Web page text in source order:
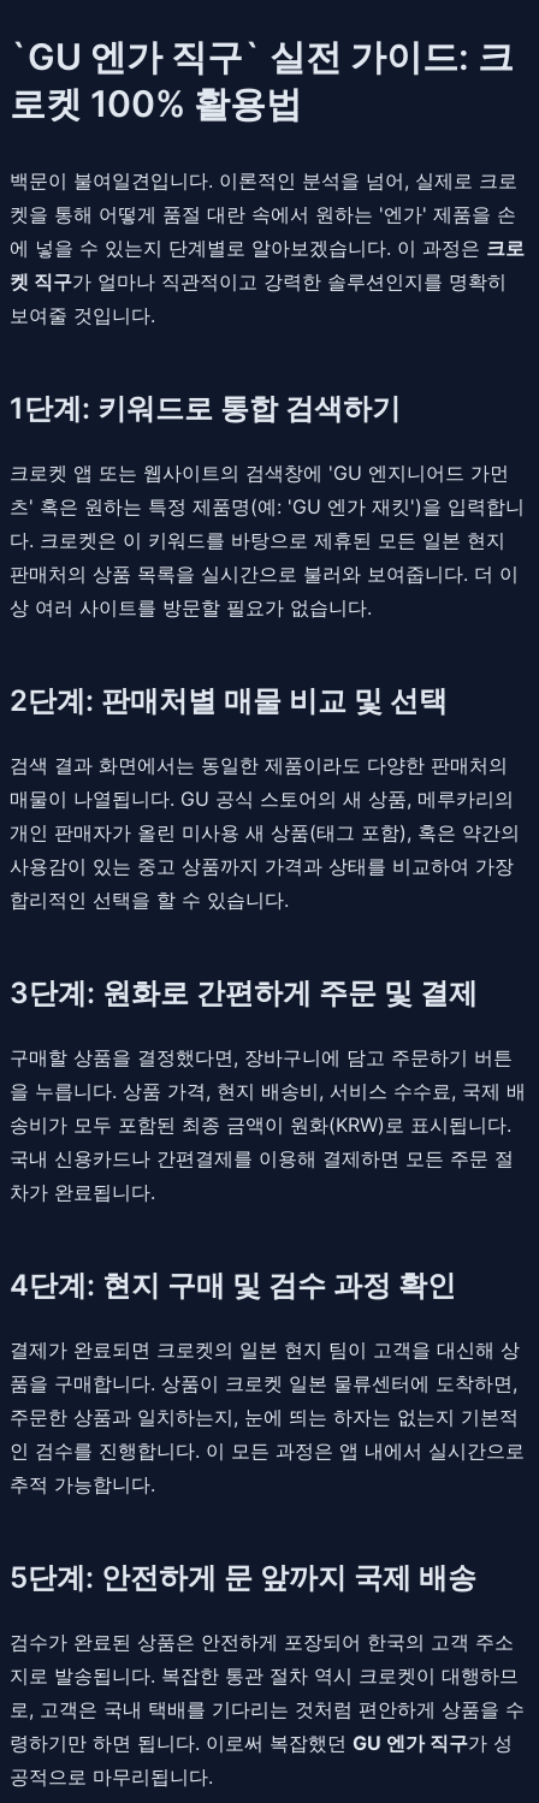
`GU 엔가 직구` 실전 가이드: 크
로켓 100% 활용법
백문이 불여일견입니다. 이론적인 분석을 넘어, 실제로 크로
켓을 통해 어떻게 품절 대란 속에서 원하는 '엔가' 제품을 손
에 넣을 수 있는지 단계별로 알아보겠습니다. 이 과정은 크로
켓 직구가 얼마나 직관적이고 강력한 솔루션인지를 명확히
보여줄 것입니다.
1단계: 키워드로 통합 검색하기
크로켓 앱 또는 웹사이트의 검색창에 'GU 엔지니어드 가먼
츠' 혹은 원하는 특정 제품명(예: 'GU 엔가 재킷')을 입력합니
다. 크로켓은 이 키워드를 바탕으로 제휴된 모든 일본 현지
판매처의 상품 목록을 실시간으로 불러와 보여줍니다. 더 이
상 여러 사이트를 방문할 필요가 없습니다.
2단계: 판매처별 매물 비교 및 선택
검색 결과 화면에서는 동일한 제품이라도 다양한 판매처의
매물이 나열됩니다. GU 공식 스토어의 새 상품, 메루카리의
개인 판매자가 올린 미사용 새 상품(태그 포함), 혹은 약간의
사용감이 있는 중고 상품까지 가격과 상태를 비교하여 가장
합리적인 선택을 할 수 있습니다.
3단계: 원화로 간편하게 주문 및 결제
구매할 상품을 결정했다면, 장바구니에 담고 주문하기 버튼
을 누릅니다. 상품 가격, 현지 배송비, 서비스 수수료, 국제 배
송비가 모두 포함된 최종 금액이 원화(KRW)로 표시됩니다.
국내 신용카드나 간편결제를 이용해 결제하면 모든 주문 절
차가 완료됩니다.
4단계: 현지 구매 및 검수 과정 확인
결제가 완료되면 크로켓의 일본 현지 팀이 고객을 대신해 상
품을 구매합니다. 상품이 크로켓 일본 물류센터에 도착하면,
주문한 상품과 일치하는지, 눈에 띄는 하자는 없는지 기본적
인 검수를 진행합니다. 이 모든 과정은 앱 내에서 실시간으로
추적 가능합니다.
5단계: 안전하게 문 앞까지 국제 배송
검수가 완료된 상품은 안전하게 포장되어 한국의 고객 주소
지로 발송됩니다. 복잡한 통관 절차 역시 크로켓이 대행하므
로, 고객은 국내 택배를 기다리는 것처럼 편안하게 상품을 수
령하기만 하면 됩니다. 이로써 복잡했던 GU 엔가 직구가 성
공적으로 마무리됩니다.